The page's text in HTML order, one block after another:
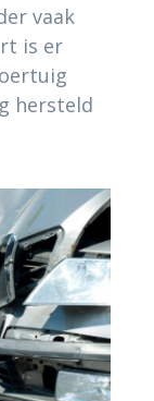
vaak
is er
hersteld